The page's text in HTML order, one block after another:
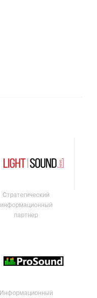
Стратегический
информационный
партнер
Информационный